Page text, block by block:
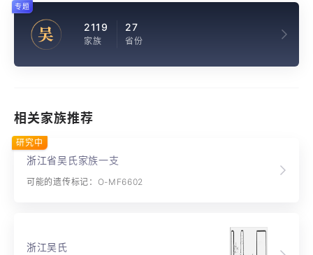
吴 2119
家族
27
省份
专题
相关家族推荐
浙江省吴氏家族一支
可能的遗传标记：O-MF6602
研究中
浙江吴氏